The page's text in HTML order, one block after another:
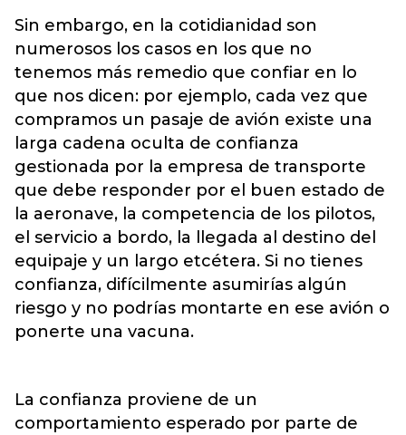
Sin embargo, en la cotidianidad son
numerosos los casos en los que no
tenemos más remedio que confiar en lo
que nos dicen: por ejemplo, cada vez que
compramos un pasaje de avión existe una
larga cadena oculta de confianza
gestionada por la empresa de transporte
que debe responder por el buen estado de
la aeronave, la competencia de los pilotos,
el servicio a bordo, la llegada al destino del
equipaje y un largo etcétera. Si no tienes
confianza, difícilmente asumirías algún
riesgo y no podrías montarte en ese avión o
ponerte una vacuna.
La confianza proviene de un
comportamiento esperado por parte de